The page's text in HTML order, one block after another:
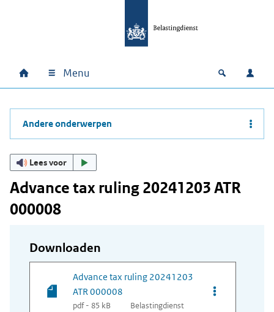
Hoofdnavigatie
Home Menu Open
Andere onderwerpen
Lees voor
Advance tax ruling 20241203 ATR
000008
Downloaden
Advance tax ruling 20241203
ATR 000008
pdf - 85 kB Belastingdienst
Opties van